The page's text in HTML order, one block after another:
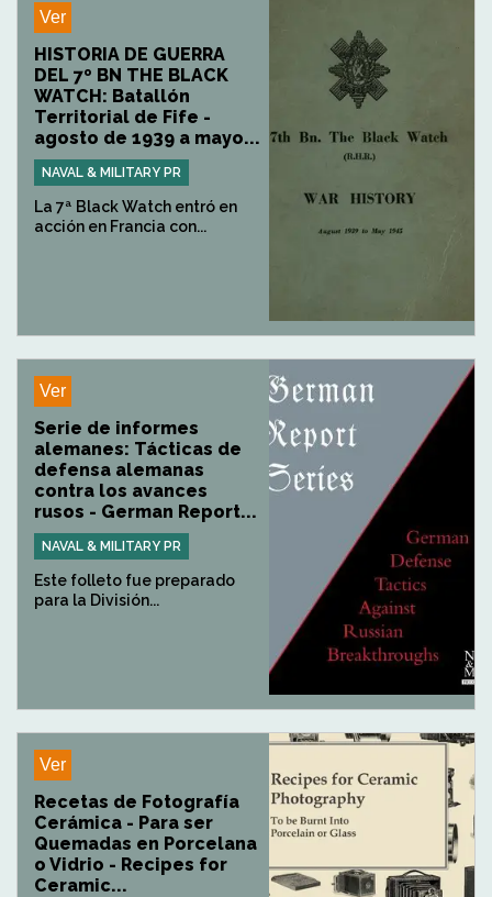
Ver
HISTORIA DE GUERRA
DEL 7º BN THE BLACK
WATCH: Batallón
Territorial de Fife -
agosto de 1939 a mayo...
NAVAL & MILITARY PR
La 7ª Black Watch entró en
acción en Francia con...
Ver
Serie de informes
alemanes: Tácticas de
defensa alemanas
contra los avances
rusos - German Report...
NAVAL & MILITARY PR
Este folleto fue preparado
para la División...
Ver
Recetas de Fotografía
Cerámica - Para ser
Quemadas en Porcelana
o Vidrio - Recipes for
Ceramic...